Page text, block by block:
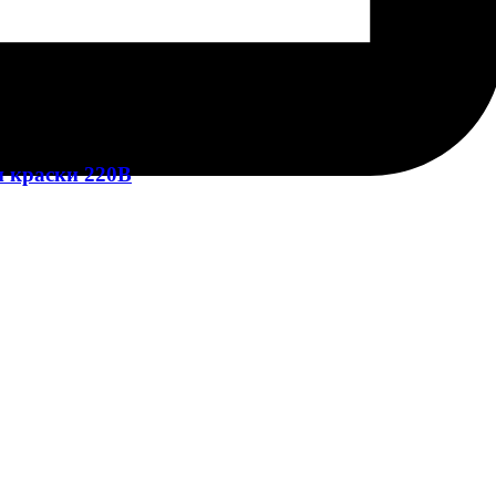
краски 220В